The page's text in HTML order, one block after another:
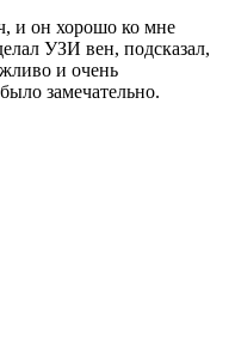
и он хорошо ко мне
УЗИ вен, подсказал,
и очень
замечательно.